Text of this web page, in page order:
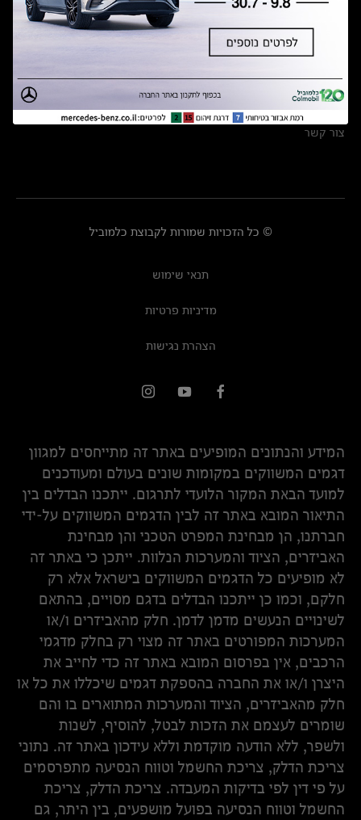
מצאו אותנו
אולמות תצוגה
מרכזי שירות
צור קשר
© כל הזכויות שמורות לקבוצת כלמוביל
תנאי שימוש
מדיניות פרטיות
הצהרת נגישות
המידע והנתונים המופיעים באתר זה מתייחסים למגוון
דגמים המשווקים במקומות שונים בעולם ומעודכנים
למועד הבאת המקור הלועדי לתרגום. ייתכנו הבדלים בין
התיאור המובא באתר זה לבין הדגמים המשווקים על-ידי
חברתנו, הן מבחינת המפרט הטכני והן מבחינת
האביזרים, הציוד והמערכות הנלוות. ייתכן כי באתר זה
לא מופיעים כל הדגמים המשווקים בישראל אלא רק
חלקם, וכמו כן ייתכנו הבדלים בדגם מסויים, בהתאם
לשינויים הנעשים מדמן לדמן. חלק מהאביזרים ו/או
המערכות המפורטים באתר זה מצוי רק בחלק מדגמי
הרכבים, אין בפרסום המובא באתר זה כדי לחייב את
היצרן ו/או את החברה בהספקת דגמים שיכללו את כל או
חלק מהאביזרים, הציוד והמערכות המתוארים בו והם
שומרים לעצמם את הזכות לבטל, להוסיף, לשנות
ולשפר, ללא הודעה מוקדמת וללא עידכון באתר זה. נתוני
צריכת הדלק, צריכת החשמל וטווח הנסיעה מתפרסמים
על פי דין לפי בדיקות המעבדה. צריכת הדלק, צריכת
החשמל וטווח הנסיעה בפועל מושפעים, בין היתר, גם